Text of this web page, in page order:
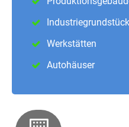
Werkstätten
Autohäuser